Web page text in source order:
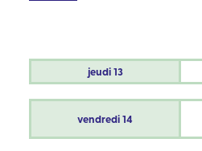
jeudi13
vendredi14